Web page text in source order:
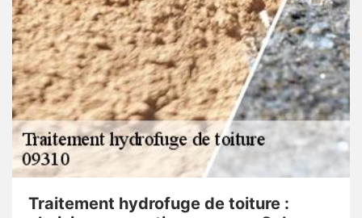
Traitement hydrofuge de toiture :